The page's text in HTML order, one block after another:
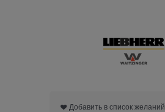
Добавить в список желаний